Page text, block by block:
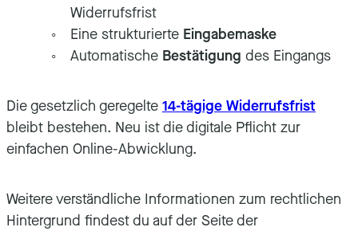
Widerrufsfrist
Eine strukturierte Eingabemaske
Automatische Bestätigung des Eingangs
Die gesetzlich geregelte 14-tägige Widerrufsfrist
bleibt bestehen. Neu ist die digitale Pflicht zur
einfachen Online-Abwicklung.
Weitere verständliche Informationen zum rechtlichen
Hintergrund findest du auf der Seite der